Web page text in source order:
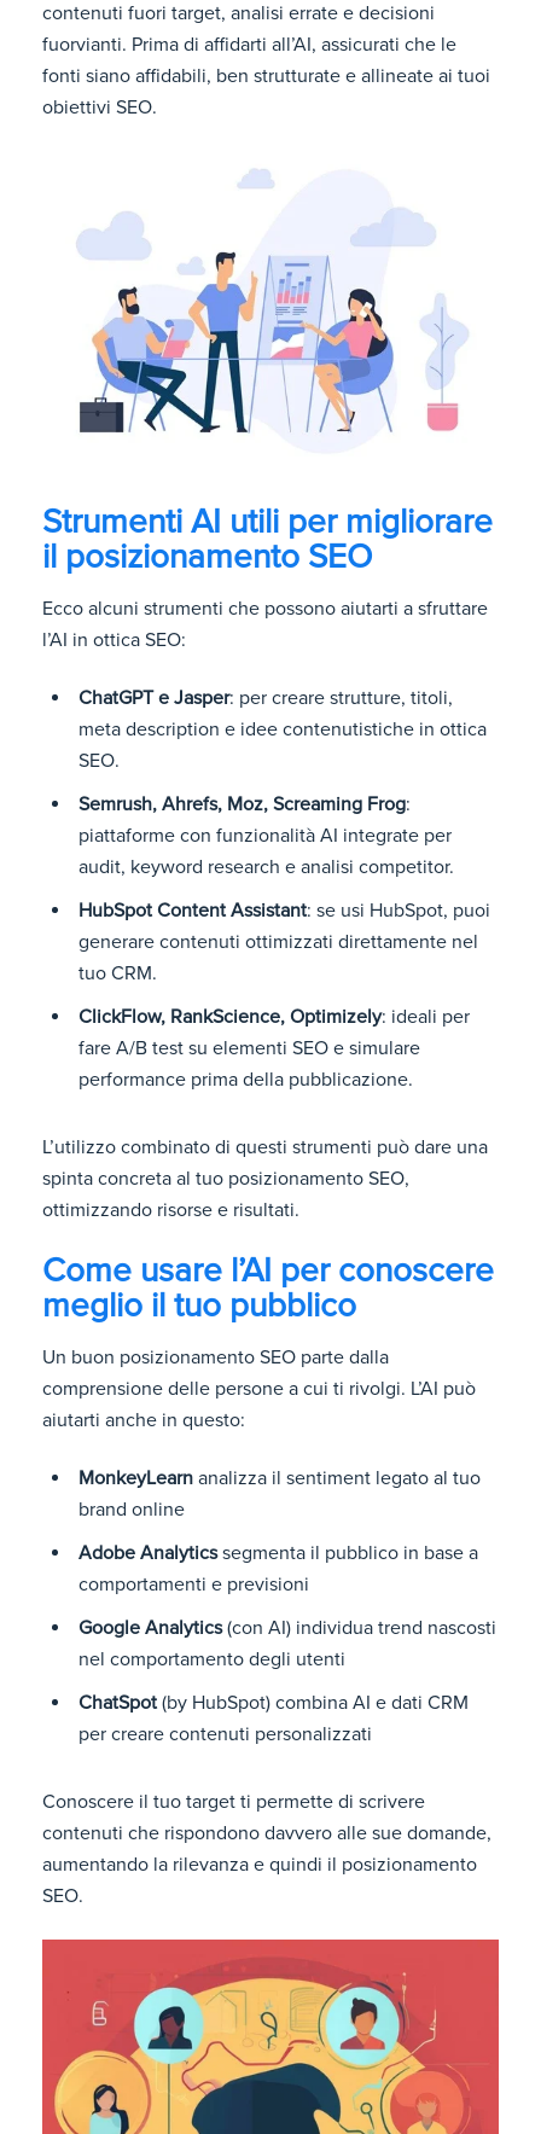
contenuti fuori target, analisi errate e decisioni
fuorvianti. Prima di affidarti all’AI, assicurati che le
fonti siano affidabili, ben strutturate e allineate ai tuoi
obiettivi SEO.
Strumenti AI utili per migliorare
il posizionamento SEO
Ecco alcuni strumenti che possono aiutarti a sfruttare
l’AI in ottica SEO:
ChatGPT e Jasper: per creare strutture, titoli,
meta description e idee contenutistiche in ottica
SEO.
Semrush, Ahrefs, Moz, Screaming Frog:
piattaforme con funzionalità AI integrate per
audit, keyword research e analisi competitor.
HubSpot Content Assistant: se usi HubSpot, puoi
generare contenuti ottimizzati direttamente nel
tuo CRM.
ClickFlow, RankScience, Optimizely: ideali per
fare A/B test su elementi SEO e simulare
performance prima della pubblicazione.
L’utilizzo combinato di questi strumenti può dare una
spinta concreta al tuo posizionamento SEO,
ottimizzando risorse e risultati.
Come usare l’AI per conoscere
meglio il tuo pubblico
Un buon posizionamento SEO parte dalla
comprensione delle persone a cui ti rivolgi. L’AI può
aiutarti anche in questo:
MonkeyLearn analizza il sentiment legato al tuo
brand online
Adobe Analyticssegmenta il pubblico in base a
comportamenti e previsioni
Google Analytics(con AI) individua trend nascosti
nel comportamento degli utenti
ChatSpot(by HubSpot) combina AI e dati CRM
per creare contenuti personalizzati
Conoscere il tuo target ti permette di scrivere
contenuti che rispondono davvero alle sue domande,
aumentando la rilevanza e quindi il posizionamento
SEO.